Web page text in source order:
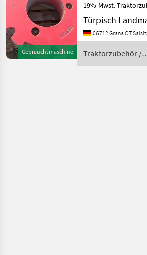
Gebrauchtmaschine
19% Mwst.
Frontgewichte
Türpisch
06712 Grana OT
Traktorzubehör /
Fendt